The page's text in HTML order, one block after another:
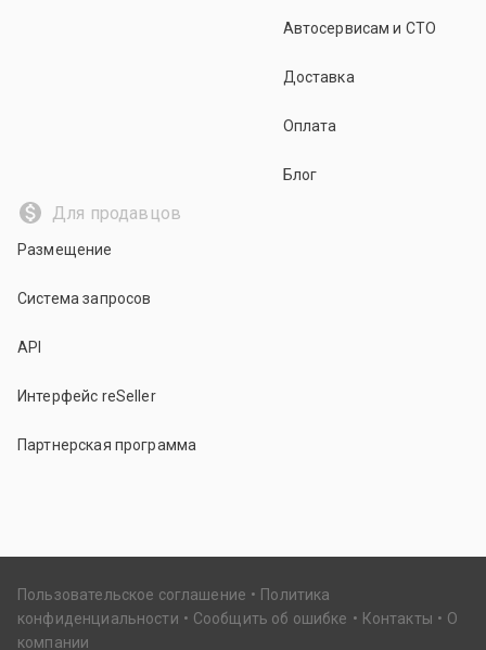
Автосервисам и СТО
Доставка
Оплата
Блог
Для продавцов
Размещение
Система запросов
API
Интерфейс reSeller
Партнерская программа
Пользовательское соглашение
Политика
конфиденциальности
Сообщить об ошибке Контакты
О
компании